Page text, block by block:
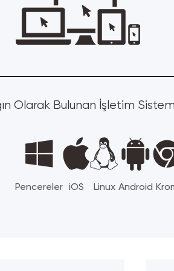
Olarak Bulunan İşletim
Pencereler iOS Linux Android